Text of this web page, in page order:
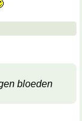
bloeden